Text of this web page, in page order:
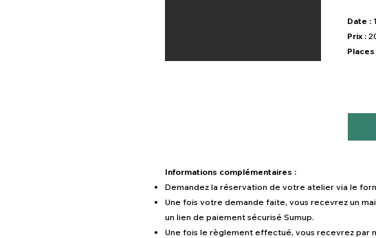
Date :
Prix :
Informations complémentaires :
Demandez la réservation de votre atelier via le
Une fois votre demande faite, vous recevrez un
un lien de paiement sécurisé Sumup.
Une fois le règlement effectué, vous recevrez par